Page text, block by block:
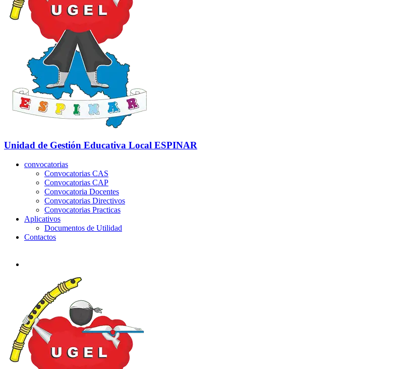
Unidad de Gestión Educativa Local ESPINAR
convocatorias
Convocatorias CAS
Convocatorias CAP
Convocatoria Docentes
Convocatorias Directivos
Convocatorias Practicas
Aplicativos
Documentos de Utilidad
Contactos